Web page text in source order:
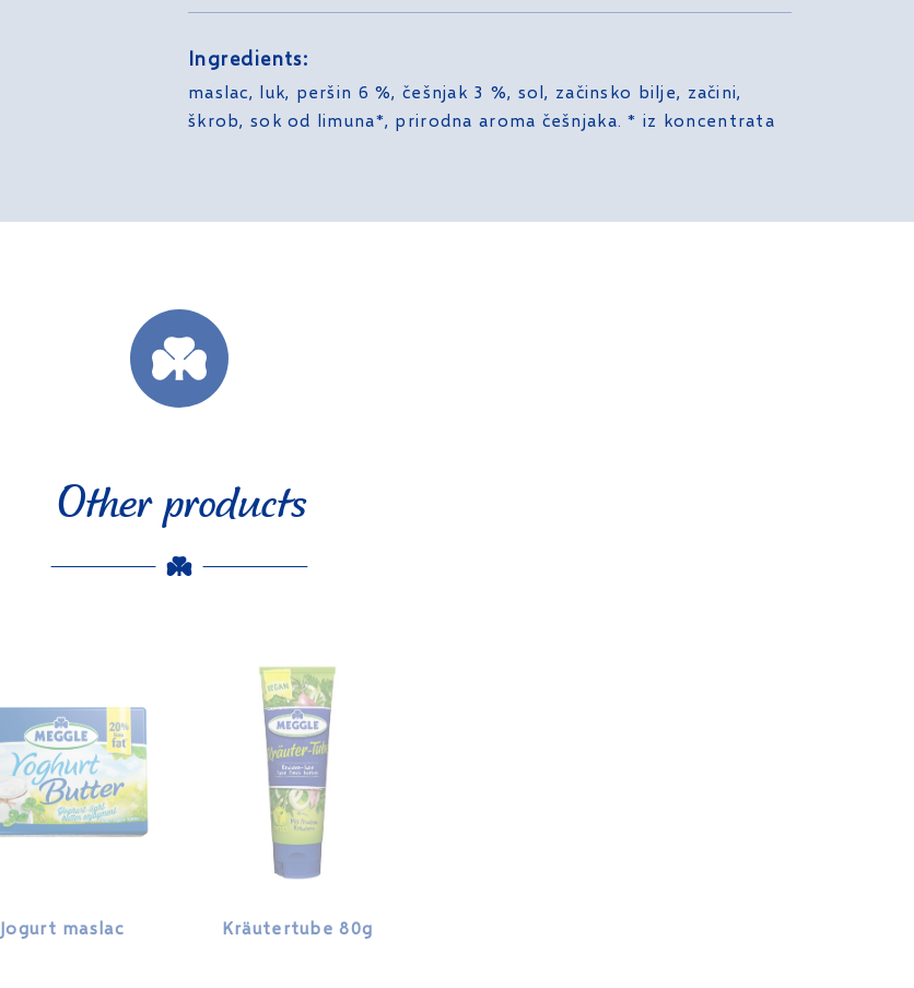
Ingredients:
maslac, luk, peršin 6 %, češnjak 3 %, sol, začinsko bilje, začini,
škrob, sok od limuna*, prirodna aroma češnjaka. * iz koncentrata
Other products
Jogurt maslac Kräutertube 80g